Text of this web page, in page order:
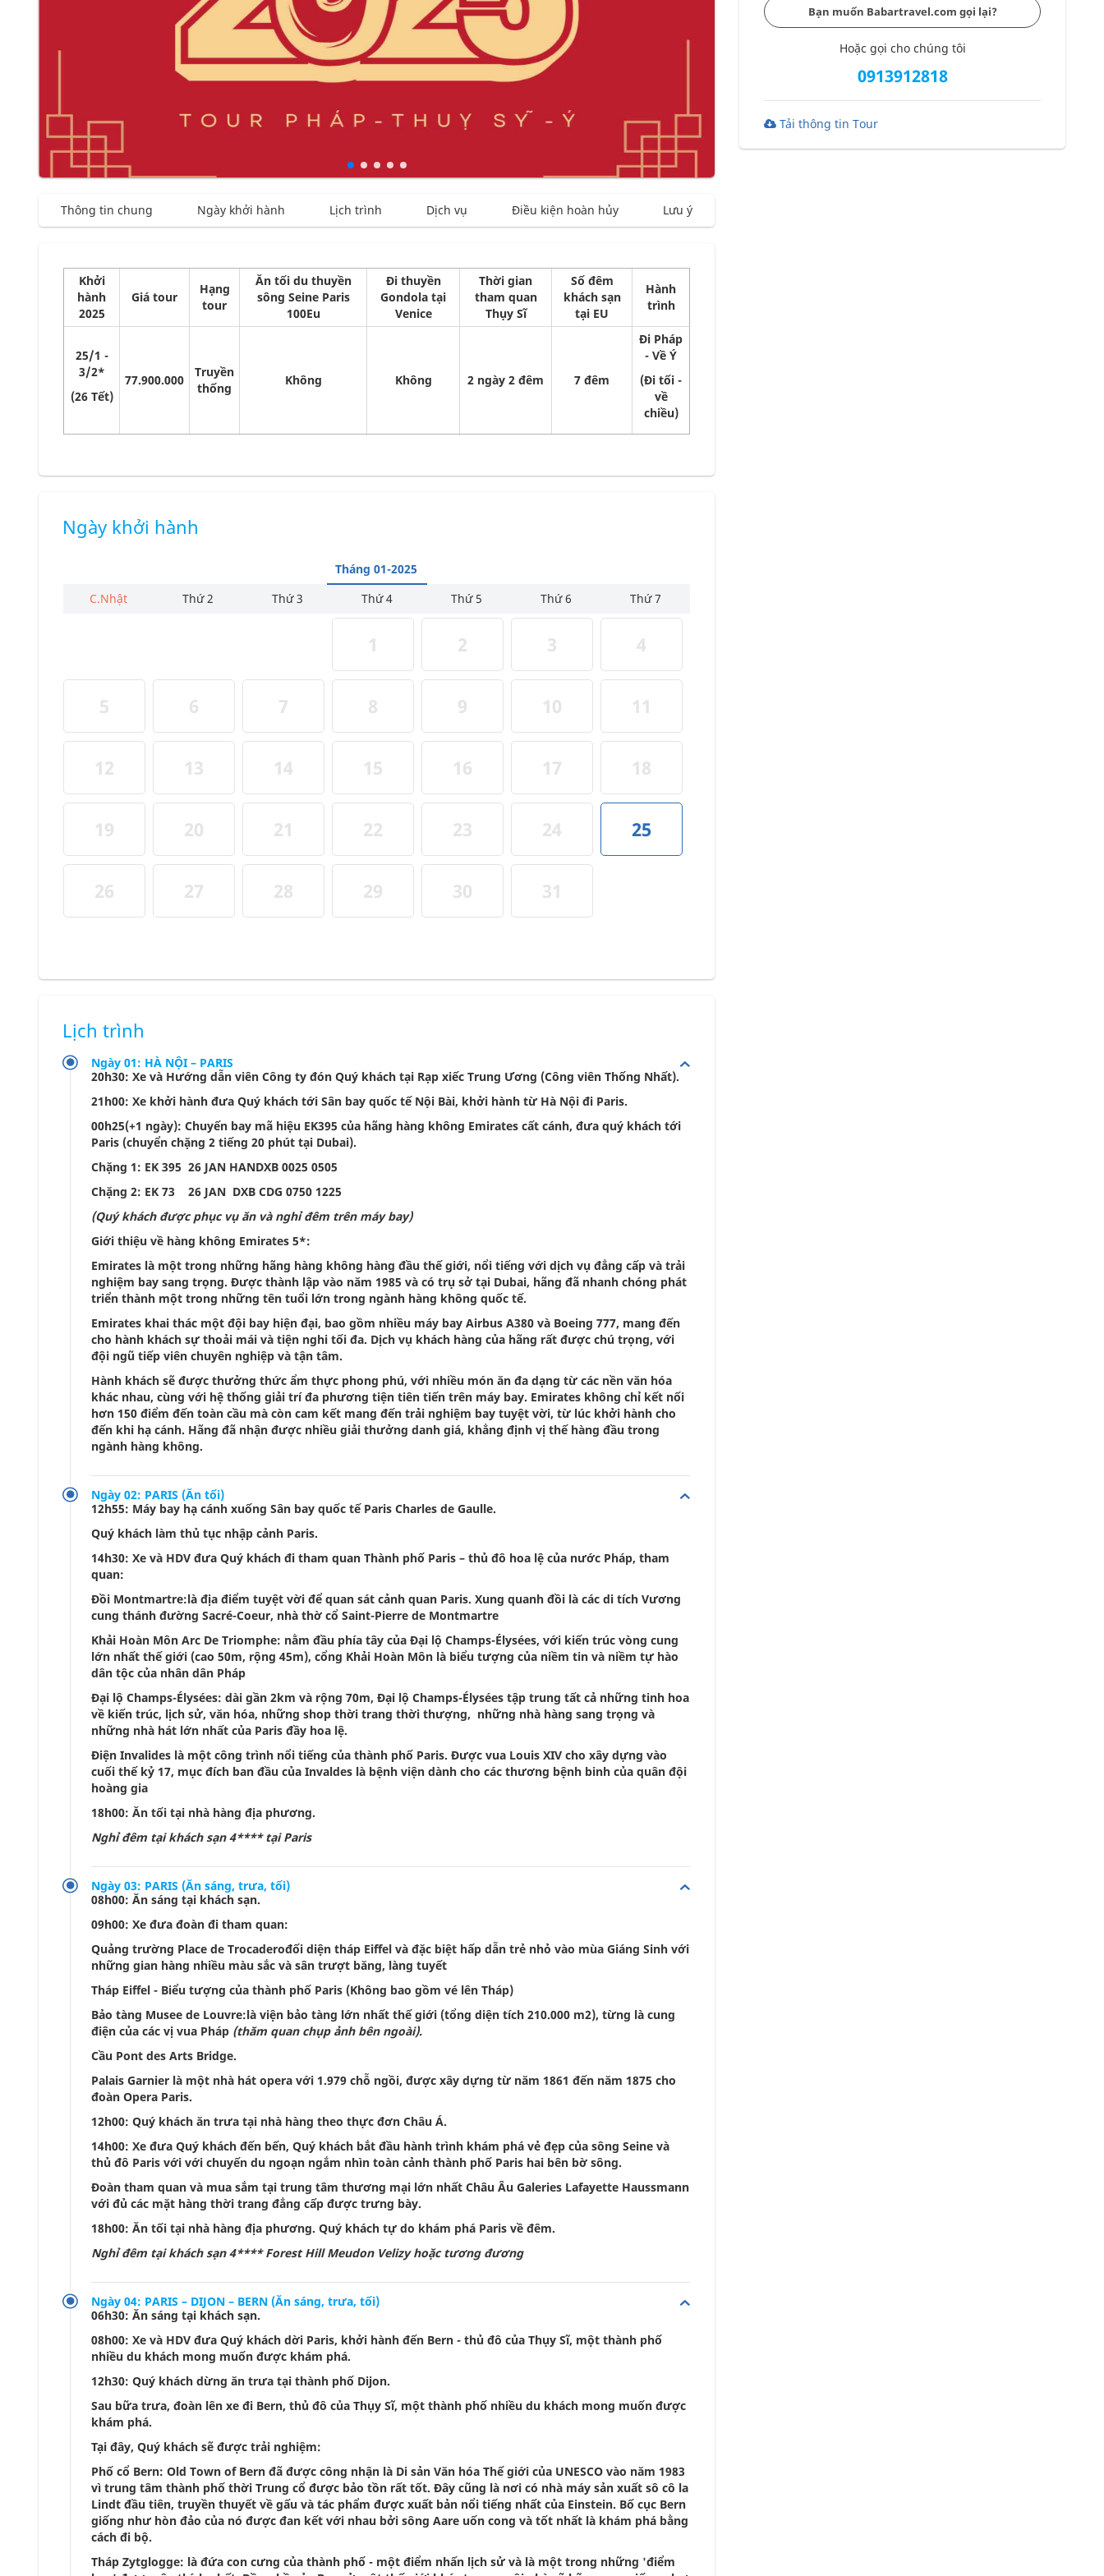
Thông tin chung Ngày khởi hành Lịch trình Dịch vụ Điều kiện hoàn hủy Lưu ý
Khởi
hành
2025
Giá tour
Hạng
tour
Ăn tối du thuyền
sông Seine Paris
100Eu
Đi thuyền
Gondola tại
Venice
Thời gian
tham quan
Thụy Sĩ
Số đêm
khách sạn
tại EU
Hành
trình
25/1 -
3/2*
(26 Tết)
77.900.000
Truyền
thống
Không Không 2 ngày 2 đêm 7 đêm
Đi Pháp
- Về Ý
(Đi tối -
về
chiều)
Ngày khởi hành
Tháng 01-2025
C.Nhật
Thứ 2 Thứ 3 Thứ 4 Thứ 5 Thứ 6 Thứ 7
1 2 3 4
5 6 7 8 9 10 11
12 13 14 15 16 17 18
19 20 21 22 23 24 25
26 27 28 29 30 31
Lịch trình
Ngày 01: HÀ NỘI – PARIS
20h30: Xe và Hướng dẫn viên Công ty đón Quý khách tại Rạp xiếc Trung Ương (Công viên Thống Nhất).
21h00: Xe khởi hành đưa Quý khách tới Sân bay quốc tế Nội Bài, khởi hành từ Hà Nội đi Paris.
00h25(+1 ngày): Chuyến bay mã hiệu EK395 của hãng hàng không Emirates cất cánh, đưa quý khách tới
Paris (chuyển chặng 2 tiếng 20 phút tại Dubai).
Chặng 1: EK 395 26 JAN HANDXB 0025 0505
Chặng 2: EK 73 26 JAN DXB CDG 0750 1225
(Quý khách được phục vụ ăn và nghỉ đêm trên máy bay)
Giới thiệu về hàng không Emirates 5*:
Emirates là một trong những hãng hàng không hàng đầu thế giới, nổi tiếng với dịch vụ đẳng cấp và trải
nghiệm bay sang trọng. Được thành lập vào năm 1985 và có trụ sở tại Dubai, hãng đã nhanh chóng phát
triển thành một trong những tên tuổi lớn trong ngành hàng không quốc tế.
Emirates khai thác một đội bay hiện đại, bao gồm nhiều máy bay Airbus A380 và Boeing 777, mang đến
cho hành khách sự thoải mái và tiện nghi tối đa. Dịch vụ khách hàng của hãng rất được chú trọng, với
đội ngũ tiếp viên chuyên nghiệp và tận tâm.
Hành khách sẽ được thưởng thức ẩm thực phong phú, với nhiều món ăn đa dạng từ các nền văn hóa
khác nhau, cùng với hệ thống giải trí đa phương tiện tiên tiến trên máy bay. Emirates không chỉ kết nối
hơn 150 điểm đến toàn cầu mà còn cam kết mang đến trải nghiệm bay tuyệt vời, từ lúc khởi hành cho
đến khi hạ cánh. Hãng đã nhận được nhiều giải thưởng danh giá, khẳng định vị thế hàng đầu trong
ngành hàng không.
Ngày 02: PARIS (Ăn tối)
12h55: Máy bay hạ cánh xuống Sân bay quốc tế Paris Charles de Gaulle.
Quý khách làm thủ tục nhập cảnh Paris.
14h30: Xe và HDV đưa Quý khách đi tham quan Thành phố Paris – thủ đô hoa lệ của nước Pháp, tham
quan:
Đồi Montmartre:là địa điểm tuyệt vời để quan sát cảnh quan Paris. Xung quanh đồi là các di tích Vương
cung thánh đường Sacré-Coeur, nhà thờ cổ Saint-Pierre de Montmartre
Khải Hoàn Môn Arc De Triomphe: nằm đầu phía tây của Đại lộ Champs-Élysées, với kiến trúc vòng cung
lớn nhất thế giới (cao 50m, rộng 45m), cổng Khải Hoàn Môn là biểu tượng của niềm tin và niềm tự hào
dân tộc của nhân dân Pháp
Đại lộ Champs-Élysées: dài gần 2km và rộng 70m, Đại lộ Champs-Élysées tập trung tất cả những tinh hoa
về kiến trúc, lịch sử, văn hóa, những shop thời trang thời thượng, những nhà hàng sang trọng và
những nhà hát lớn nhất của Paris đầy hoa lệ.
Điện Invalides là một công trình nổi tiếng của thành phố Paris. Được vua Louis XIV cho xây dựng vào
cuối thế kỷ 17, mục đích ban đầu của Invaldes là bệnh viện dành cho các thương bệnh binh của quân đội
hoàng gia
18h00: Ăn tối tại nhà hàng địa phương.
Nghỉ đêm tại khách sạn 4**** tại Paris
Ngày 03: PARIS (Ăn sáng, trưa, tối)
08h00: Ăn sáng tại khách sạn.
09h00: Xe đưa đoàn đi tham quan:
Quảng trường Place de Trocaderođối diện tháp Eiffel và đặc biệt hấp dẫn trẻ nhỏ vào mùa Giáng Sinh với
những gian hàng nhiều màu sắc và sân trượt băng, làng tuyết
Tháp Eiffel - Biểu tượng của thành phố Paris (Không bao gồm vé lên Tháp)
Bảo tàng Musee de Louvre:là viện bảo tàng lớn nhất thế giới (tổng diện tích 210.000 m2), từng là cung
điện của các vị vua Pháp (thăm quan chụp ảnh bên ngoài).
Cầu Pont des Arts Bridge.
Palais Garnier là một nhà hát opera với 1.979 chỗ ngồi, được xây dựng từ năm 1861 đến năm 1875 cho
đoàn Opera Paris.
12h00: Quý khách ăn trưa tại nhà hàng theo thực đơn Châu Á.
14h00: Xe đưa Quý khách đến bến, Quý khách bắt đầu hành trình khám phá vẻ đẹp của sông Seine và
thủ đô Paris với với chuyến du ngoạn ngắm nhìn toàn cảnh thành phố Paris hai bên bờ sông.
Đoàn tham quan và mua sắm tại trung tâm thương mại lớn nhất Châu Âu Galeries Lafayette Haussmann
với đủ các mặt hàng thời trang đẳng cấp được trưng bày.
18h00: Ăn tối tại nhà hàng địa phương. Quý khách tự do khám phá Paris về đêm.
Nghỉ đêm tại khách sạn 4**** Forest Hill Meudon Velizy hoặc tương đương
Ngày 04: PARIS – DIJON – BERN (Ăn sáng, trưa, tối)
06h30: Ăn sáng tại khách sạn.
08h00: Xe và HDV đưa Quý khách dời Paris, khởi hành đến Bern - thủ đô của Thụy Sĩ, một thành phố
nhiều du khách mong muốn được khám phá.
12h30: Quý khách dừng ăn trưa tại thành phố Dijon.
Sau bữa trưa, đoàn lên xe đi Bern, thủ đô của Thụy Sĩ, một thành phố nhiều du khách mong muốn được
khám phá.
Tại đây, Quý khách sẽ được trải nghiệm:
Phố cổ Bern: Old Town of Bern đã được công nhận là Di sản Văn hóa Thế giới của UNESCO vào năm 1983
vì trung tâm thành phố thời Trung cổ được bảo tồn rất tốt. Đây cũng là nơi có nhà máy sản xuất sô cô la
Lindt đầu tiên, truyền thuyết về gấu và tác phẩm được xuất bản nổi tiếng nhất của Einstein. Bố cục Bern
giống như hòn đảo của nó được đan kết với nhau bởi sông Aare uốn cong và tốt nhất là khám phá bằng
cách đi bộ.
Tháp Zytglogge: là đứa con cưng của thành phố - một điểm nhấn lịch sử và là một trong những 'điểm
Bạn muốn Babartravel.com gọi lại?
Hoặc gọi cho chúng tôi
0913912818
Tải thông tin Tour